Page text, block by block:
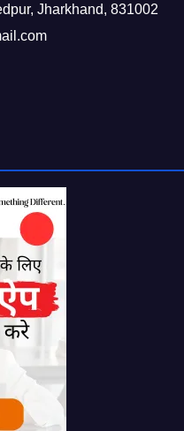
Jharkhand, 831002